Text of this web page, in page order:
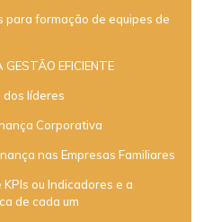
para formação de equipes de
GESTÃO EFICIENTE
dos líderes
Corporativa
nas Empresas Familiares
ou Indicadores e a
de cada um